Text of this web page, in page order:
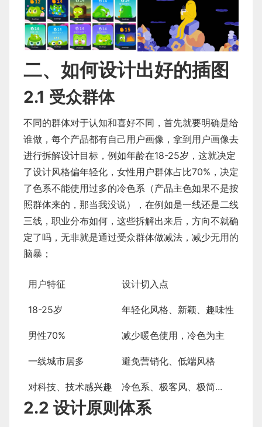
二、如何设计出好的插图
2.1 受众群体
不同的群体对于认知和喜好不同，首先就要明确是给
谁做，每个产品都有自己用户画像，拿到用户画像去
进行拆解设计目标，例如年龄在18-25岁，这就决定
了设计风格偏年轻化，女性用户群体占比70%，决定
了色系不能使用过多的冷色系（产品主色如果不是按
照群体来的，那当我没说），在例如是一线还是二线
三线，职业分布如何，这些拆解出来后，方向不就确
定了吗，无非就是通过受众群体做减法，减少无用的
脑暴；
用户特征 设计切入点
18-25岁 年轻化风格、新颖、趣味性
男性70% 减少暖色使用，冷色为主
一线城市居多 避免营销化、低端风格
对科技、技术感兴趣 冷色系、极客风、极简...
2.2 设计原则体系